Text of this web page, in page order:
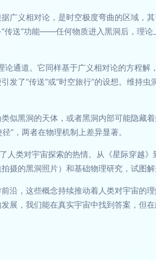
广义相对论，是时空极度弯曲的区域，
传送”功能——任何物质进入黑洞后，理
通道。它同样基于广义相对论的方程解
了“传送”或“时空旅行”的设想。维持虫
似黑洞的天体，或者黑洞内部可能隐藏
”，两者在物理机制上差异显著。
人类对宇宙探索的热情。从《星际穿越
摄的黑洞照片）和基础物理研究，试图解
沿，这些概念持续推动着人类对宇宙的
展，我们能在真实宇宙中找到答案，但